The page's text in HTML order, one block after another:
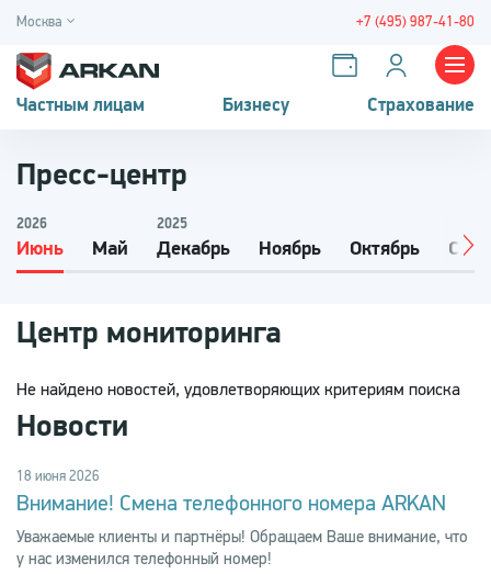
Москва +7 (495) 987-41-80
Частным лицам Бизнесу Страхование
Пресс-центр
2026
Июнь Май
2025
Декабрь Ноябрь Октябрь
Центр мониторинга
Не найдено новостей, удовлетворяющих критериям поиска
Новости
18 июня 2026
Внимание! Смена телефонного номера ARKAN
Уважаемые клиенты и партнёры! Обращаем Ваше внимание, что
у нас изменился телефонный номер!